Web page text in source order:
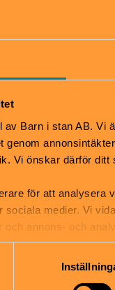
av Barn i stan AB.
genom
Vi önskar därför ditt
för att analysera
sociala medier. Vi
och annons- och
som du
Ekerö